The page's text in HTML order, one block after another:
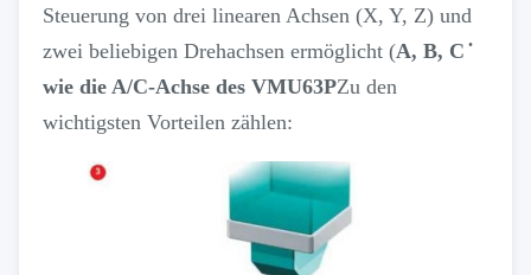
Steuerung von drei linearen Achsen (X, Y, Z) und
zwei beliebigen Drehachsen ermöglicht (A, B, C ̇
wie die A/C-Achse des VMU63PZu den
wichtigsten Vorteilen zählen: